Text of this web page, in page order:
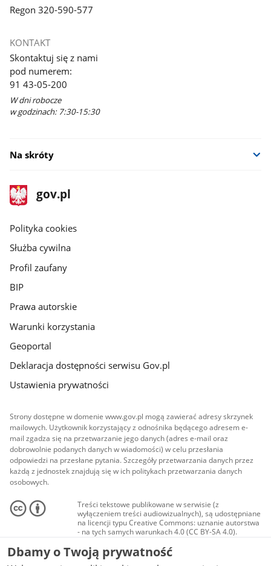
Regon 320-590-577
KONTAKT
Skontaktuj się z nami
pod numerem:
91 43-05-200
W dni robocze
w godzinach: 7:30-15:30
Na skróty
stopka
gov.pl
Strona
gov.pl
gov.pl
Polityka cookies
Służba cywilna
Profil zaufany
BIP
Prawa autorskie
Warunki korzystania
Geoportal
Deklaracja dostępności serwisu Gov.pl
Ustawienia prywatności
Strony dostępne w domenie www.gov.pl mogą zawierać adresy skrzynek
mailowych. Użytkownik korzystający z odnośnika będącego adresem e-
mail zgadza się na przetwarzanie jego danych (adres e-mail oraz
dobrowolnie podanych danych w wiadomości) w celu przesłania
odpowiedzi na przesłane pytania. Szczegóły przetwarzania danych przez
każdą z jednostek znajdują się w ich politykach przetwarzania danych
osobowych.
Treści tekstowe publikowane w serwisie (z
wyłączeniem treści audiowizualnych), są udostępniane
na licencji typu Creative Commons: uznanie autorstwa
- na tych samych warunkach 4.0 (CC BY-SA 4.0).
Materiały audiowizualne, w tym zdjęcia, materiały
audio i wideo, są udostępniane na licencji typu
Creative Commons: uznanie autorstwa użycie
Dbamy o Twoją prywatność